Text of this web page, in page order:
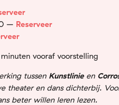
– Reserveer
vooraf voorstelling
tussen Kunstlinieen
theater en dans dichterbij.
beter willen leren lezen.